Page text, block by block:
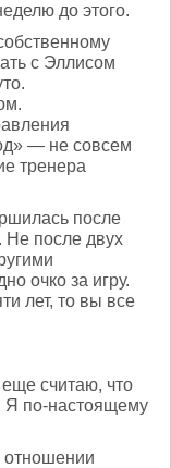
до этого.
с Эллисом
— не совсем
тренера
после
Не после двух
очко за игру.
лет, то вы все
считаю, что
Я по-настоящему
отношении